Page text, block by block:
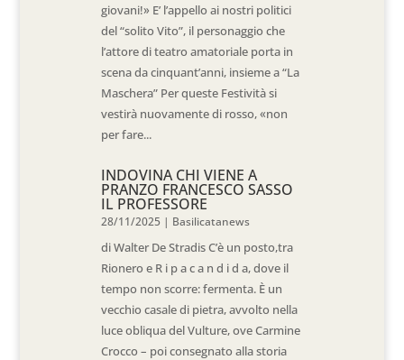
giovani!» E’ l’appello ai nostri politici
del “solito Vito”, il personaggio che
l’attore di teatro amatoriale porta in
scena da cinquant’anni, insieme a “La
Maschera” Per queste Festività si
vestirà nuovamente di rosso, «non
per fare...
INDOVINA CHI VIENE A
PRANZO FRANCESCO SASSO
IL PROFESSORE
28/11/2025 | Basilicatanews
di Walter De Stradis C’è un posto,tra
Rionero e R i p a c a n d i d a, dove il
tempo non scorre: fermenta. È un
vecchio casale di pietra, avvolto nella
luce obliqua del Vulture, ove Carmine
Crocco – poi consegnato alla storia